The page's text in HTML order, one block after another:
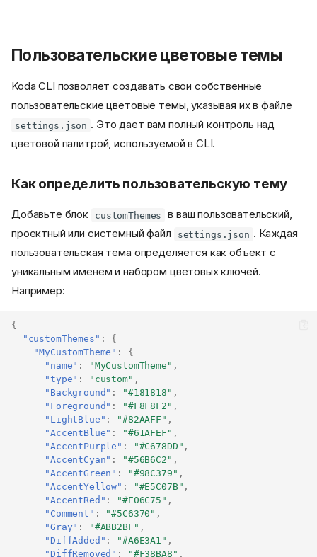
Пользовательские цветовые темы
Koda CLI позволяет создавать свои собственные
пользовательские цветовые темы, указывая их в файле
settings.json . Это дает вам полный контроль над
цветовой палитрой, используемой в CLI.
Как определить пользовательскую тему
Добавьте блок customThemes
в ваш пользовательский,
проектный или системный файл
settings.json . Каждая
пользовательская тема определяется как объект с
уникальным именем и набором цветовых ключей.
Например:
{
"customThemes" :
{
"MyCustomTheme" :
{
"name" : "MyCustomTheme" ,
"type" : "custom" ,
"Background" : "#181818" ,
"Foreground" : "#F8F8F2" ,
"LightBlue" : "#82AAFF" ,
"AccentBlue" : "#61AFEF" ,
"AccentPurple" : "#C678DD" ,
"AccentCyan" : "#56B6C2" ,
"AccentGreen" : "#98C379" ,
"AccentYellow" : "#E5C07B" ,
"AccentRed" : "#E06C75" ,
"Comment" : "#5C6370" ,
"Gray" : "#ABB2BF" ,
"DiffAdded" : "#A6E3A1" ,
"DiffRemoved" : "#F38BA8" ,